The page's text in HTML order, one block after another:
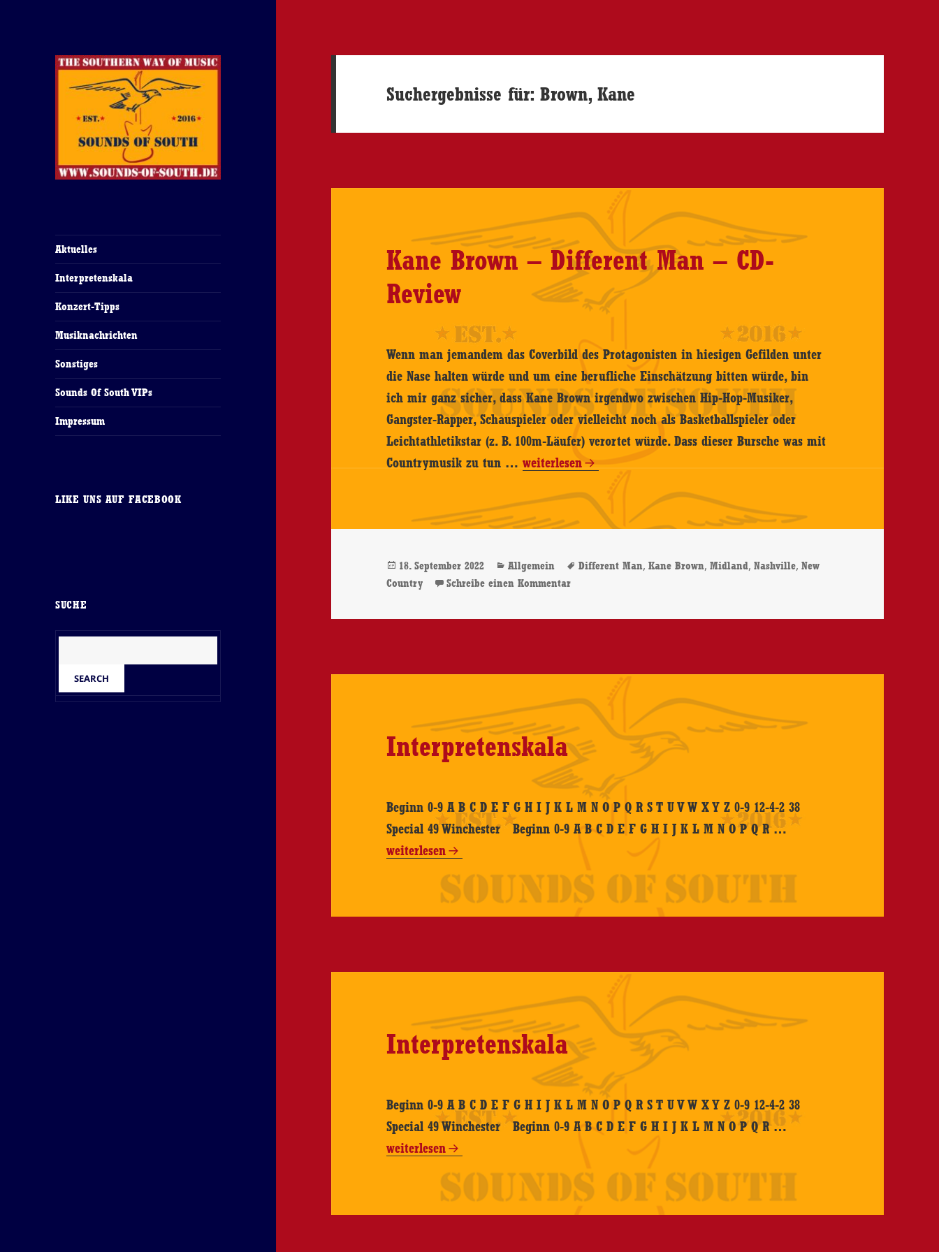
Aktuelles
Interpretenskala
Konzert-Tipps
Musiknachrichten
Sonstiges
Sounds Of South VIPs
Impressum
LIKE UNS AUF FACEBOOK
SUCHE
Suchergebnisse für: Brown, Kane
Kane Brown – Different Man – CD-
Review
Wenn man jemandem das Coverbild des Protagonisten in hiesigen Gefilden unter
die Nase halten würde und um eine berufliche Einschätzung bitten würde, bin
ich mir ganz sicher, dass Kane Brown irgendwo zwischen Hip-Hop-Musiker,
Gangster-Rapper, Schauspieler oder vielleicht noch als Basketballspieler oder
Leichtathletikstar (z. B. 100m-Läufer) verortet würde. Dass dieser Bursche was mit
Countrymusik zu tun …Kane
–
Different
–
CD-
weiterlesen
Veröffentlicht
am
18. September 2022 Kategorien
Allgemein Schlagwörter
Different Man,Kane Brown,Midland,Nashville,New
Country
Schreibe einen Kommentarzu Kane Brown – Different Man – CD-Review
Interpretenskala
Beginn 0-9 A B C D E F G H I J K L M N O P Q R S T U V W X Y Z 0-9 12-4-2 38
Special 49 Winchester Beginn 0-9 A B C D E F G H I J K L M N O P Q R … Interpretenskala
weiterlesen
Interpretenskala
Beginn 0-9 A B C D E F G H I J K L M N O P Q R S T U V W X Y Z 0-9 12-4-2 38
Special 49 Winchester Beginn 0-9 A B C D E F G H I J K L M N O P Q R … Interpretenskala
weiterlesen